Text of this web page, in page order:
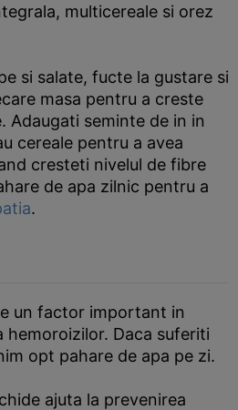
multicereale si orez
si salate, fucte la gustare si
masa pentru a creste
Adaugati seminte de in in
cereale pentru a avea
cresteti nivelul de fibre
de apa zilnic pentru a
.
un factor important in
hemoroizilor. Daca suferiti
opt pahare de apa pe zi.
ajuta la prevenirea